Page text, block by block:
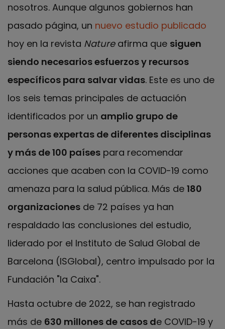
nosotros. Aunque algunos gobiernos han
pasado página, un nuevo estudio publicado
hoy en la revista Natureafirma que siguen
siendo necesarios esfuerzos y recursos
específicos para salvar vidas. Este es uno de
los seis temas principales de actuación
identificados por un amplio grupo de
personas expertas de diferentes disciplinas
y más de 100 países para recomendar
acciones que acaben con la COVID-19 como
amenaza para la salud pública. Más de 180
organizaciones de 72 países ya han
respaldado las conclusiones del estudio,
liderado por el Instituto de Salud Global de
Barcelona (ISGlobal), centro impulsado por la
Fundación "la Caixa".
Hasta octubre de 2022, se han registrado
más de 630 millones de casos de COVID-19 y